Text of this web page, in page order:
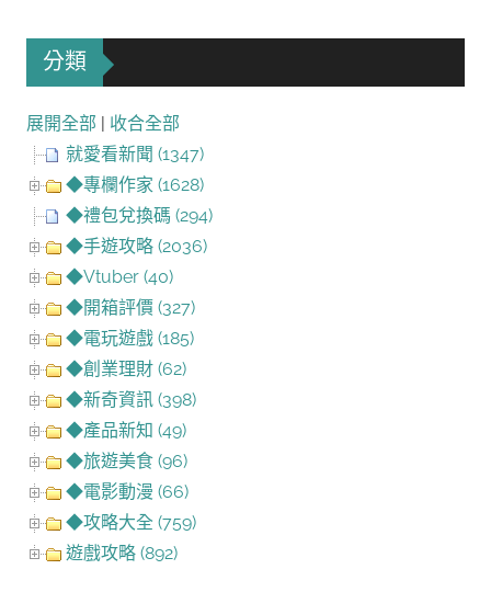
分類
展開全部
收合全部
就愛看新聞 (1347)
◆專欄作家 (1628)
◆禮包兌換碼 (294)
◆手遊攻略 (2036)
◆Vtuber (40)
◆開箱評價 (327)
◆電玩遊戲 (185)
◆創業理財 (62)
◆新奇資訊 (398)
◆產品新知 (49)
◆旅遊美食 (96)
◆電影動漫 (66)
◆攻略大全 (759)
遊戲攻略 (892)